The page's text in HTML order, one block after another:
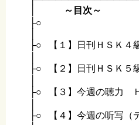
～目次～
├○
├○   【１】日刊ＨＳＫ４
├○   【２】日刊ＨＳＫ
├○   【３】今週の聴力
├○   【４】今週の听写（